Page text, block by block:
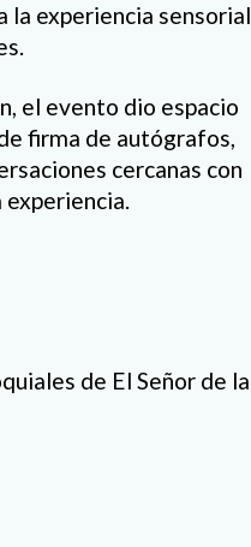
la experiencia sensorial
el evento dio espacio
firma de autógrafos,
cercanas con
de El Señor de la